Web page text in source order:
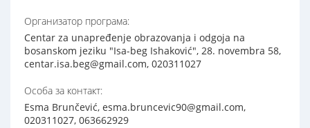
Организатор програма:
Centar za unapređenje obrazovanja i odgoja na
bosanskom jeziku "Isa-beg Ishaković", 28. novembra 58,
centar.isa.beg@gmail.com, 020311027
Особа за контакт:
Esma Brunčević, esma.bruncevic90@gmail.com,
020311027, 063662929